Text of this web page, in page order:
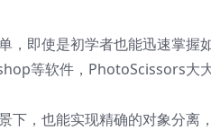
，即使是初学者也能迅速掌握
等软件，PhotoScissors大
下，也能实现精确的对象分离